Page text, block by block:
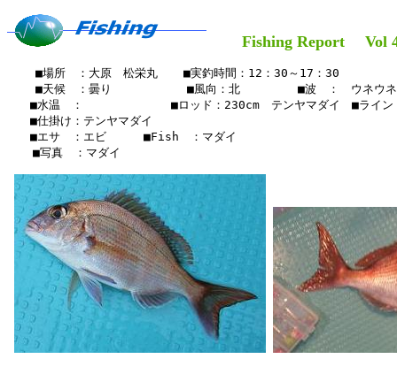
Fishing Report Vol
    ■場所　：大原　松栄丸　  ■実釣時間：12：30～17：30
■天候　：曇り         　■風向：北　　　　　■波　：　ウネウ
■水温　：　　　　　　 　■ロッド：230cm　テンヤマダイ　■ライ
■仕掛け：テンヤマダイ
■エサ　：エビ　　  ■Fish　：マダイ
  　■写真　：マダイ